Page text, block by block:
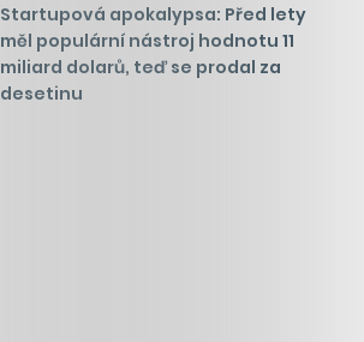
Startupová apokalypsa: Před lety
měl populární nástroj hodnotu 11
miliard dolarů, teď se prodal za
desetinu